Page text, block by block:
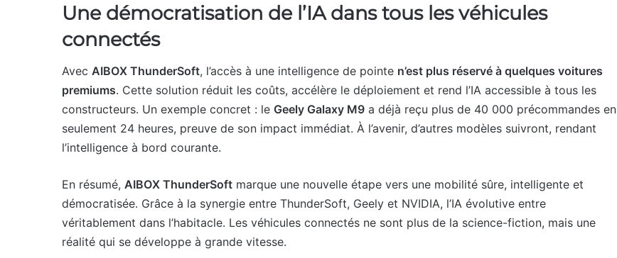
Une démocratisation de l’IA dans tous les véhicules
connectés
Avec AIBOX ThunderSoft, l’accès à une intelligence de pointe n’est plus réservé à quelques voitures
premiums. Cette solution réduit les coûts, accélère le déploiement et rend l’IA accessible à tous les
constructeurs. Un exemple concret : le Geely Galaxy M9 a déjà reçu plus de 40 000 précommandes en
seulement 24 heures, preuve de son impact immédiat. À l’avenir, d’autres modèles suivront, rendant
l’intelligence à bord courante.
En résumé, AIBOX ThunderSoft marque une nouvelle étape vers une mobilité sûre, intelligente et
démocratisée. Grâce à la synergie entre ThunderSoft, Geely et NVIDIA, l’IA évolutive entre
véritablement dans l’habitacle. Les véhicules connectés ne sont plus de la science-fiction, mais une
réalité qui se développe à grande vitesse.